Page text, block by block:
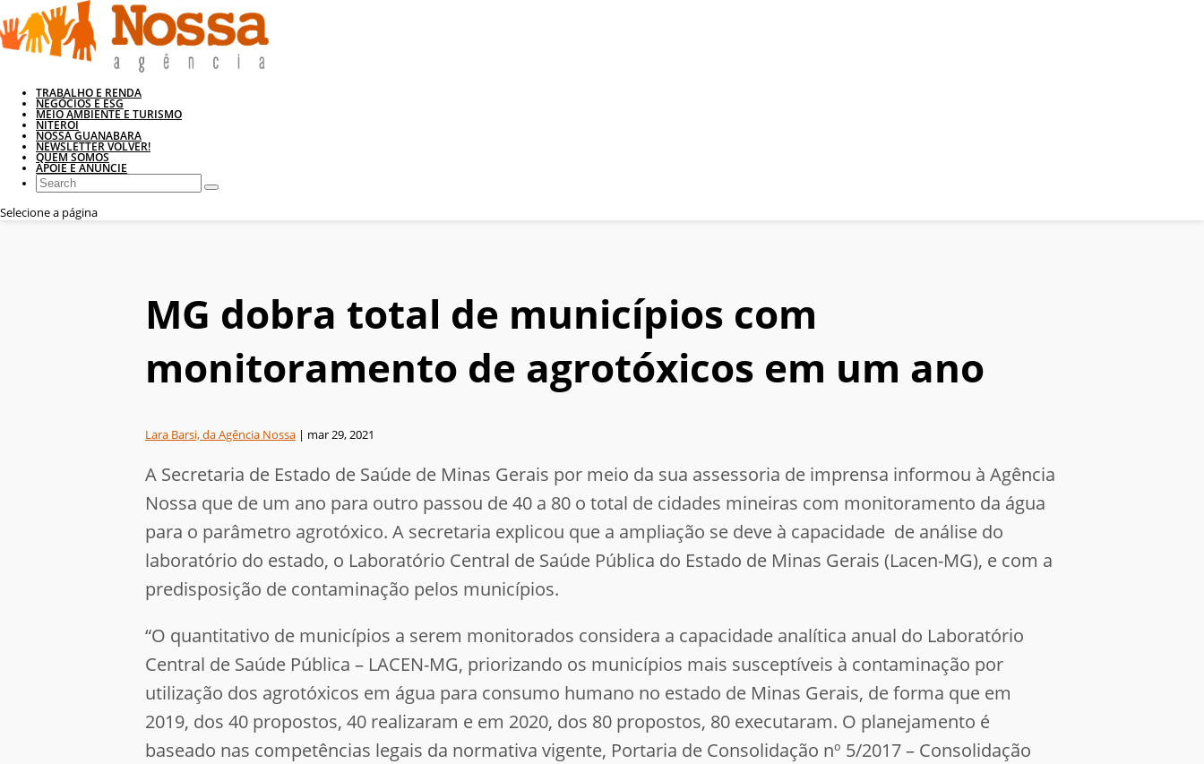
TRABALHO E RENDA
NEGÓCIOS E ESG
MEIO AMBIENTE E TURISMO
NITERÓI
NOSSA GUANABARA
NEWSLETTER VOLVER!
QUEM SOMOS
APOIE E ANUNCIE
Selecione a página
MG dobra total de municípios com
monitoramento de agrotóxicos em um ano
Lara Barsi, da Agência Nossa | mar 29, 2021
A Secretaria de Estado de Saúde de Minas Gerais por meio da sua assessoria de imprensa informou à Agência
Nossa que de um ano para outro passou de 40 a 80 o total de cidades mineiras com monitoramento da água
para o parâmetro agrotóxico. A secretaria explicou que a ampliação se deve à capacidade de análise do
laboratório do estado, o Laboratório Central de Saúde Pública do Estado de Minas Gerais (Lacen-MG), e com a
predisposição de contaminação pelos municípios.
“O quantitativo de municípios a serem monitorados considera a capacidade analítica anual do Laboratório
Central de Saúde Pública – LACEN-MG, priorizando os municípios mais susceptíveis à contaminação por
utilização dos agrotóxicos em água para consumo humano no estado de Minas Gerais, de forma que em
2019, dos 40 propostos, 40 realizaram e em 2020, dos 80 propostos, 80 executaram. O planejamento é
baseado nas competências legais da normativa vigente, Portaria de Consolidação nº 5/2017 – Consolidação